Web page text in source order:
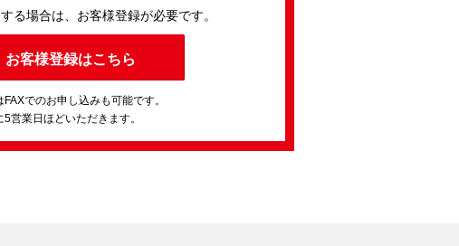
る場合は、お客様登録が必要です。
お客様登録はこちら
FAXでのお申し込みも可能です。
5営業日ほどいただきます。